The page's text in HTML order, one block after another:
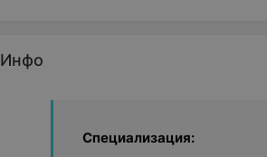
Инфо
Специализация: